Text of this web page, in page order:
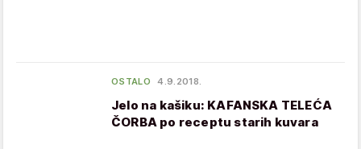
OSTALO 4.9.2018.
Jelo na kašiku: KAFANSKA TELEĆA
ČORBA po receptu starih kuvara